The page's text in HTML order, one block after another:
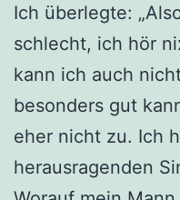
Ich überlegte:
schlecht, ich hör
kann ich auch
besonders gut
eher nicht zu. Ich
herausragenden